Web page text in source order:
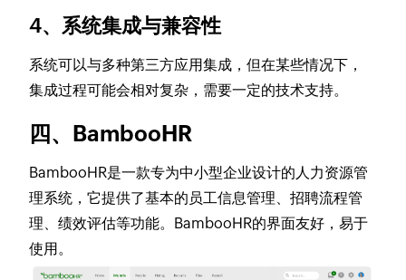
4、系统集成与兼容性
系统可以与多种第三方应用集成，但在某些情况下，
集成过程可能会相对复杂，需要一定的技术支持。
四、BambooHR
BambooHR是一款专为中小型企业设计的人力资源管
理系统，它提供了基本的员工信息管理、招聘流程管
理、绩效评估等功能。BambooHR的界面友好，易于
使用。